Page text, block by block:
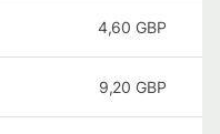
4,60 GBP
9,20 GBP